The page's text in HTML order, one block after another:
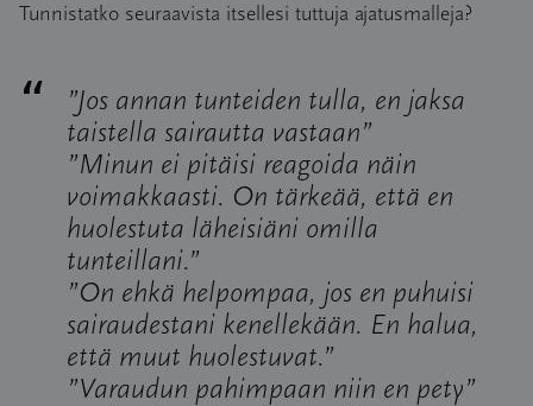
Tunnistatko seuraavista itsellesi tuttuja ajatusmalleja?
”Jos annan tunteiden tulla, en jaksa
taistella sairautta vastaan”
”Minun ei pitäisi reagoida näin
voimakkaasti. On tärkeää, että en
huolestuta läheisiäni omilla
tunteillani.”
”On ehkä helpompaa, jos en puhuisi
sairaudestani kenellekään. En halua,
että muut huolestuvat.”
”Varaudun pahimpaan niin en pety”